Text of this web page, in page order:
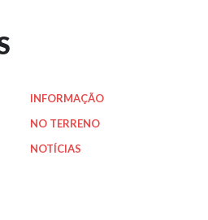
INFORMAÇÃO
NO TERRENO
NOTÍCIAS